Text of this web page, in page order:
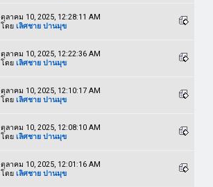
ตุลาคม 10, 2025, 12:28:11 AM
โดย เลิศชาย ปานมุข
ตุลาคม 10, 2025, 12:22:36 AM
โดย เลิศชาย ปานมุข
ตุลาคม 10, 2025, 12:10:17 AM
โดย เลิศชาย ปานมุข
ตุลาคม 10, 2025, 12:08:10 AM
โดย เลิศชาย ปานมุข
ตุลาคม 10, 2025, 12:01:16 AM
โดย เลิศชาย ปานมุข